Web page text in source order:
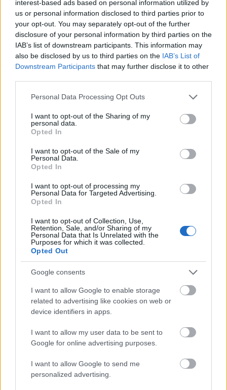
interest-based ads based on personal information utilized by
us or personal information disclosed to third parties prior to
your opt-out. You may separately opt-out of the further
disclosure of your personal information by third parties on the
IAB’s list of downstream participants. This information may
also be disclosed by us to third parties on the IAB’s List of
Downstream Participants that may further disclose it to other
Please note that this website/app uses one or more Google
not limited to your visit or usage behaviour. You may click to
grant or deny consent to Google and its third-party tags to
use your data for below specified purposes in below Google
consent section.
Personal Data Processing Opt Outs
I want to opt-out of the Sharing of my
personal data.
Opted In
I want to opt-out of the Sale of my
Personal Data.
Opted In
I want to opt-out of processing my
Personal Data for Targeted Advertising.
Opted In
I want to opt-out of Collection, Use,
Retention, Sale, and/or Sharing of my
Personal Data that Is Unrelated with the
Purposes for which it was collected.
Opted Out
Google consents
I want to allow Google to enable storage
related to advertising like cookies on web or
device identifiers in apps.
I want to allow my user data to be sent to
Google for online advertising purposes.
I want to allow Google to send me
personalized advertising.
κράτηση της μητέρας της για έξι ακόμα μήνες
Σε επικοινωνία Μπλίνκεν και Λαβρόφ για τη
σύλληψη του δημοσιογράφου της WSJ –
«Απαράδεκτη κράτηση από τη Ρωσία»